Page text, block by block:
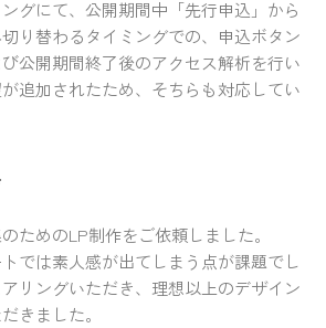
グにて、公開期間中「先行申込」から
切り替わるタイミングでの、申込ボタン
公開期間終了後のアクセス解析を行い
追加されたため、そちらも対応してい
ためのLP制作をご依頼しました。
では素人感が出てしまう点が課題でし
リングいただき、理想以上のデザイン
きました。